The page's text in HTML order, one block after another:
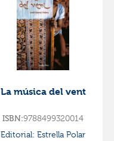
La música del vent
ISBN:9788499320014
Editorial: Estrella Polar